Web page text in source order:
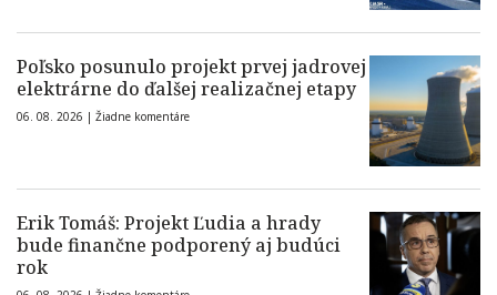
Poľsko posunulo projekt prvej jadrovej
elektrárne do ďalšej realizačnej etapy
06. 08. 2026 | Žiadne komentáre
Erik Tomáš: Projekt Ľudia a hrady
bude finančne podporený aj budúci
rok